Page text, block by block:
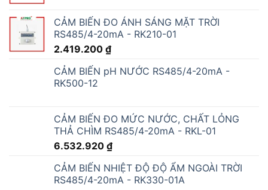
CẢM BIẾN ĐO ÁNH SÁNG MẶT TRỜI
RS485/4-20mA - RK210-01
2.419.200 ₫
CẢM BIẾN pH NƯỚC RS485/4-20mA -
RK500-12
CẢM BIẾN ĐO MỨC NƯỚC, CHẤT LỎNG
THẢ CHÌM RS485/4-20mA - RKL-01
6.532.920 ₫
CẢM BIẾN NHIỆT ĐỘ ĐỘ ẨM NGOÀI TRỜI
RS485/4-20mA - RK330-01A